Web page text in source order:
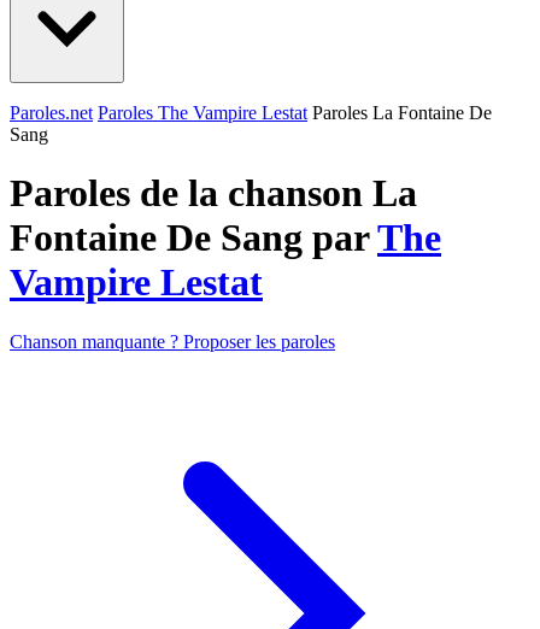
Paroles.net Paroles The Vampire Lestat Paroles La Fontaine De
Sang
Paroles de la chanson La
Fontaine De Sang parThe
Vampire Lestat
Chanson manquante ? Proposer les paroles